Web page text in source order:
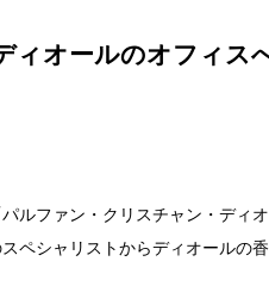
オールのオフィス
ファン・クリスチャン・ディ
ペシャリストからディオールの